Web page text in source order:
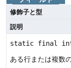
修飾子と型
説明
static final
ある行または複数